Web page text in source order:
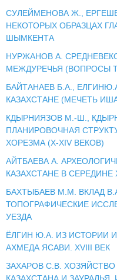
СУЛЕЙМЕНОВА Ж.,
НЕКОТОРЫХ ОБРАЗЦАХ
ШЫМКЕНТА
НУРЖАНОВ А.
МЕЖДУРЕЧЬЯ (ВОПРОСЫ
БАЙТАНАЕВ Б.А.,
КАЗАХСТАНЕ (МЕЧЕТЬ
КДЫРНИЯЗОВ М.-Ш.,
ПЛАНИРОВОЧНАЯ
ХОРЕЗМА (X-XIV ВЕКОВ)
АЙТБАЕВА А.
КАЗАХСТАНЕ В СЕРЕДИНЕ
БАХТЫБАЕВ М.М. ВКЛАД
ТОПОГРАФИЧЕСКИЕ
УЕЗДА
ЁЛГИН Ю.А. ИЗ ИСТОРИИ
АХМЕДА ЯСАВИ. XVIII ВЕК
ЗАХАРОВ С.В.
КАЗАХСТАНА И